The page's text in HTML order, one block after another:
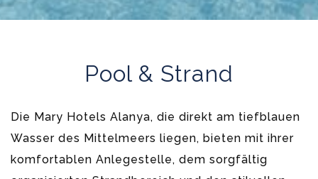
Pool & Strand
Die Mary Hotels Alanya, die direkt am tiefblauen
Wasser des Mittelmeers liegen, bieten mit ihrer
komfortablen Anlegestelle, dem sorgfältig